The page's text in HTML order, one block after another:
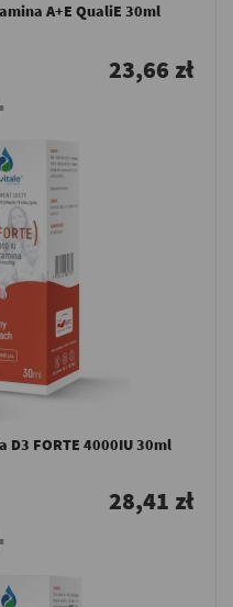
A+E QualiE 30ml
23,66 zł
FORTE 4000IU 30ml
28,41 zł